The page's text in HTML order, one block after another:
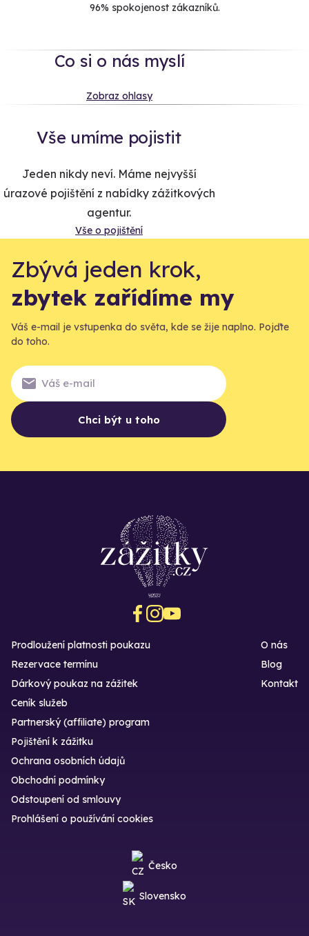
96% spokojenost zákazníků.
Co si o nás myslí
Zobraz ohlasy
Vše umíme pojistit
Jeden nikdy neví. Máme nejvyšší
úrazové pojištění z nabídky zážitkových
agentur.
Vše o pojištění
Zbývá jeden krok,
zbytek zařídíme my
Váš e-mail je vstupenka do světa, kde se žije naplno. Pojďte
do toho.
Chci být u toho
Prodloužení platnosti poukazu
Rezervace termínu
Dárkový poukaz na zážitek
O nás
Blog
Kontakt
Ceník služeb
Partnerský (affiliate) program
Pojištění k zážitku
Ochrana osobních údajů
Obchodní podmínky
Odstoupení od smlouvy
Prohlášení o používání cookies
Česko
Slovensko